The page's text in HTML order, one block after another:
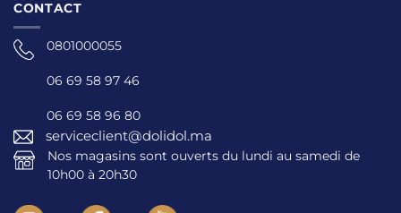
CONTACT
0801000055
06 69 58 97 46
06 69 58 96 80
serviceclient@dolidol.ma
Nos magasins sont ouverts du lundi au samedi de
10h00 à 20h30